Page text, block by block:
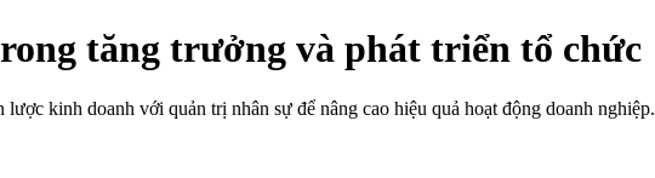
tăng trưởng và phát triển tổ chức
kinh doanh với quản trị nhân sự để nâng cao hiệu quả hoạt động doanh nghiệp.